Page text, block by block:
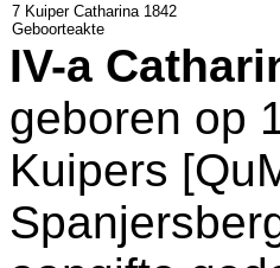
7 Kuiper Catharina 1842
Geboorteakte
IV-a
geboren op
Kuipers